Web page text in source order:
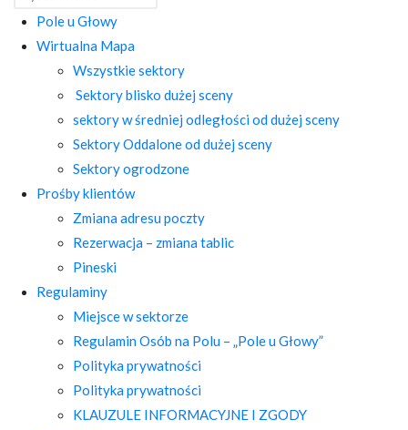
Pole u Głowy
Wirtualna Mapa
Wszystkie sektory
Sektory blisko dużej sceny
sektory w średniej odległości od dużej sceny
Sektory Oddalone od dużej sceny
Sektory ogrodzone
Prośby klientów
Zmiana adresu poczty
Rezerwacja – zmiana tablic
Pineski
Regulaminy
Miejsce w sektorze
Regulamin Osób na Polu – „Pole u Głowy”
Polityka prywatności
Polityka prywatności
KLAUZULE INFORMACYJNE I ZGODY